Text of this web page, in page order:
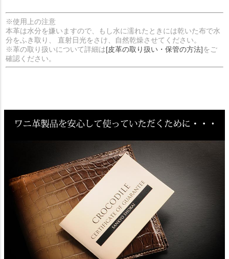
※使用上の注意
本革は水分を嫌いますので、もし水に濡れたときには乾いた布で水
分をふき取り、 直射日光をさけ、自然乾燥させてください。
※革の取り扱いについて詳細は[皮革の取り扱い・保管の方法]をご
確認ください。